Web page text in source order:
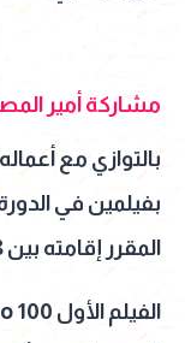
مشاركة أمير
بالتوازي مع
المقرر إقامته بين 8 و19 أكتوبر المقبل.